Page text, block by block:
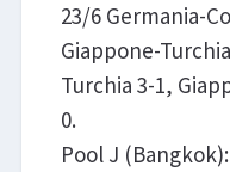
23/6 Germania-
Giappone-
Turchia 3-1,
0.
Pool J